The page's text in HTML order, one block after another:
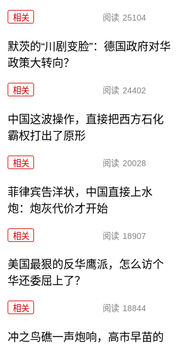
相关 阅读 25104
默茨的“川剧变脸”：德国政府对华
政策大转向？
相关 阅读 24402
中国这波操作，直接把西方石化
霸权打出了原形
相关 阅读 20028
菲律宾告洋状，中国直接上水
炮：炮灰代价才开始
相关 阅读 18907
美国最狠的反华鹰派，怎么访个
华还委屈上了？
相关 阅读 18844
冲之鸟礁一声炮响，高市早苗的